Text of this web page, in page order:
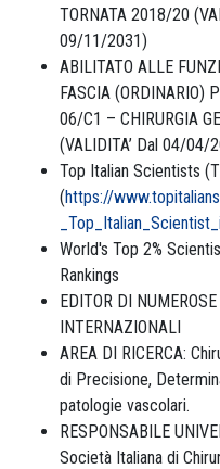
TORNATA 2018/20
09/11/2031)
ABILITATO ALLE
FASCIA (ORDINARIO)
06/C1 – CHIRURGIA
(VALIDITA’ Dal 04/
Top Italian Scientists
(https://
World's Top 2%
Rankings
EDITOR DI
INTERNAZIONALI
AREA DI RICERCA:
di Precisione,
patologie vascolari.
RESPONSABILE
Società Italiana di